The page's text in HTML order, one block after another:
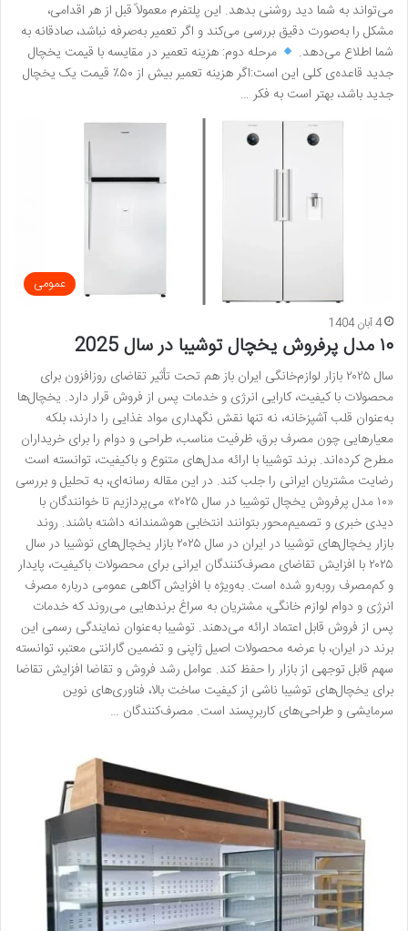
می‌تواند به شما دید روشنی بدهد. این پلتفرم معمولاً قبل از هر اقدامی،
مشکل را به‌صورت دقیق بررسی می‌کند و اگر تعمیر به‌صرفه نباشد، صادقانه به
شما اطلاع می‌دهد.
مرحله دوم: هزینه تعمیر در مقایسه با قیمت یخچال
جدید قاعده‌ی کلی این است:اگر هزینه تعمیر بیش از ۵۰٪ قیمت یک یخچال
جدید باشد، بهتر است به فکر …
عمومی
4 آبان 1404
۱۰ مدل پرفروش یخچال توشیبا در سال 2025
سال ۲۰۲۵ بازار لوازم‌خانگی ایران باز هم تحت تأثیر تقاضای روزافزون برای
محصولات با کیفیت، کارایی انرژی و خدمات پس از فروش قرار دارد. یخچال‌ها
به‌عنوان قلب آشپزخانه، نه تنها نقش نگهداری مواد غذایی را دارند، بلکه
معیارهایی چون مصرف برق، ظرفیت مناسب، طراحی و دوام را برای خریداران
مطرح کرده‌اند. برند توشیبا با ارائه مدل‌های متنوع و باکیفیت، توانسته است
رضایت مشتریان ایرانی را جلب کند. در این مقاله رسانه‌ای، به تحلیل و بررسی
«۱۰ مدل پرفروش یخچال توشیبا در سال ۲۰۲۵» می‌پردازیم تا خوانندگان با
دیدی خبری و تصمیم‌محور بتوانند انتخابی هوشمندانه داشته باشند. روند
بازار یخچال‌های توشیبا در ایران در سال ۲۰۲۵ بازار یخچال‌های توشیبا در سال
۲۰۲۵ با افزایش تقاضای مصرف‌کنندگان ایرانی برای محصولات باکیفیت، پایدار
و کم‌مصرف روبه‌رو شده است. به‌ویژه با افزایش آگاهی عمومی درباره مصرف
انرژی و دوام لوازم خانگی، مشتریان به سراغ برندهایی می‌روند که خدمات
پس از فروش قابل اعتماد ارائه می‌دهند. توشیبا به‌عنوان نمایندگی رسمی این
برند در ایران، با عرضه محصولات اصیل ژاپنی و تضمین گارانتی معتبر، توانسته
سهم قابل توجهی از بازار را حفظ کند. عوامل رشد فروش و تقاضا افزایش تقاضا
برای یخچال‌های توشیبا ناشی از کیفیت ساخت بالا، فناوری‌های نوین
سرمایشی و طراحی‌های کاربرپسند است. مصرف‌کنندگان …